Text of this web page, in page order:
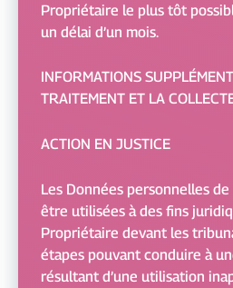
Propriétaire le plus tôt
un délai d’un mois.
INFORMATIONS
TRAITEMENT ET LA
ACTION EN JUSTICE
Les Données personnelles
être utilisées à des fins
Propriétaire devant les
étapes pouvant conduire à
résultant d’une utilisation